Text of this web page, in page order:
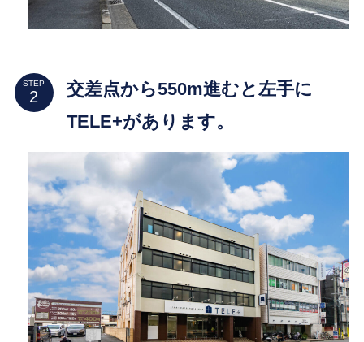
STEP
交差点から550m進むと左手に
TELE+があります。